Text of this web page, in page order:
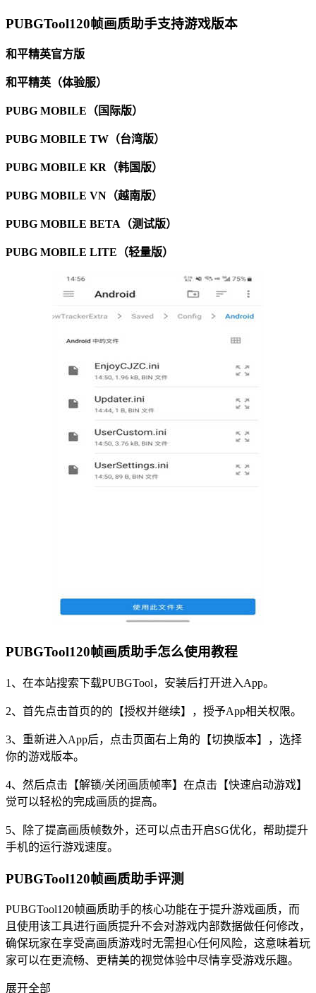
PUBGTool120帧画质助手支持游戏版本
和平精英官方版
和平精英（体验服）
PUBG MOBILE（国际版）
PUBG MOBILE TW（台湾版）
PUBG MOBILE KR（韩国版）
PUBG MOBILE VN（越南版）
PUBG MOBILE BETA（测试版）
PUBG MOBILE LITE（轻量版）
PUBGTool120帧画质助手怎么使用教程
1、在本站搜索下载PUBGTool，安装后打开进入App。
2、首先点击首页的的【授权并继续】，授予App相关权限。
3、重新进入App后，点击页面右上角的【切换版本】，选择
你的游戏版本。
4、然后点击【解锁/关闭画质帧率】在点击【快速启动游戏】
觉可以轻松的完成画质的提高。
5、除了提高画质帧数外，还可以点击开启SG优化，帮助提升
手机的运行游戏速度。
PUBGTool120帧画质助手评测
PUBGTool120帧画质助手的核心功能在于提升游戏画质，而
且使用该工具进行画质提升不会对游戏内部数据做任何修改，
确保玩家在享受高画质游戏时无需担心任何风险，这意味着玩
家可以在更流畅、更精美的视觉体验中尽情享受游戏乐趣。
展开全部